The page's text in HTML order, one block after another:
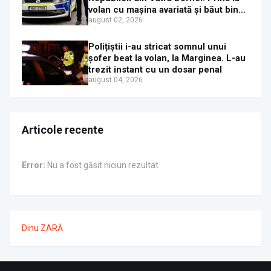
volan cu mașina avariată și băut bine,
în plină zi
august 02, 2026
Polițiștii i-au stricat somnul unui
șofer beat la volan, la Marginea. L-au
trezit instant cu un dosar penal
august 04, 2026
Articole recente
Error: Nu a fost găsit niciun rezultat
Dinu ZARĂ